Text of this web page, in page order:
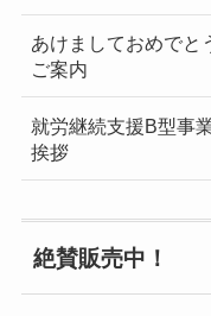
あけましておめでと
ご案内
就労継続支援B型事
挨拶
絶賛販売中！